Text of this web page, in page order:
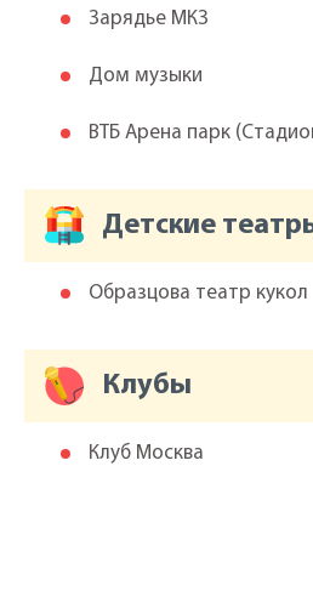
Зарядье МКЗ
Дом музыки
ВТБ Арена парк
Детские
Образцова театр кукол
Клубы
Клуб Москва